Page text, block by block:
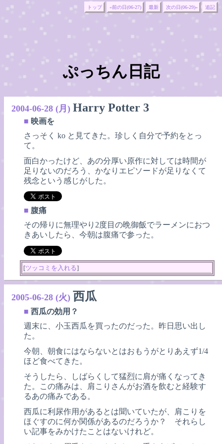
トップ «前の日(06-27) 最新 次の日(06-29)» 追記
ぷっちん日記
2004-06-28 (月) Harry Potter 3
■ 映画を
さっそく ko と見てきた。珍しく自分で予約をとっ
て。
面白かったけど、あの分厚い原作に対しては時間が
足りないのだろう、かなりエピソードが足りなくて
残念という感じがした。
■ 腹痛
その帰りに無理やり2度目の晩御飯でラーメンにおつ
きあいしたら、今朝は腹痛で参った。
[ツッコミを入れる]
2005-06-28 (火) 西瓜
■ 西瓜の効用？
週末に、小玉西瓜を買ったのだった。昨日思い出し
た。
今朝、朝食にはならないとはおもうがとりあえず1/4
ほど食べてきた。
そうしたら、しばらくして猛烈に肩が痛くなってき
た。この痛みは、肩こりさんがお酒を飲むと経験す
るあの痛みである。
西瓜に利尿作用があるとは聞いていたが、肩こりを
ほぐすのに何か関係があるのだろうか？ それらし
い記事をみかけたことはないけれど。